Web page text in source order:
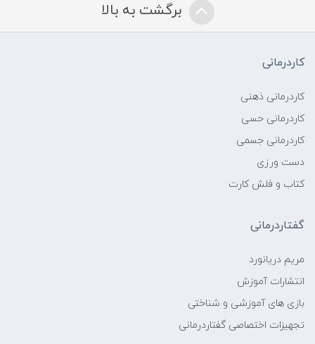
برگشت به بالا
کاردرمانی
کاردرمانی ذهنی
کاردرمانی حسی
کاردرمانی جسمی
دست ورزی
کتاب و فلش کارت
گفتاردرمانی
مریم دریانورد
انتشارات آموزش
بازی های آموزشی و شناختی
تجهیزات اختصاصی گفتاردرمانی